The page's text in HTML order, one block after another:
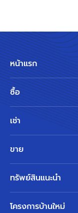
หน้าแรก
ซื้อ
เช่า
ขาย
ทรัพย์สินแนะนำ
โครงการบ้านใหม่